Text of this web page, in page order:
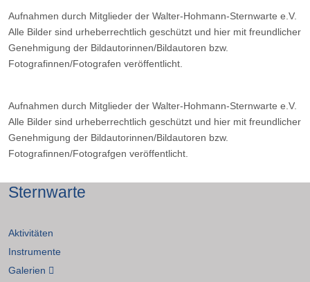
Aufnahmen durch Mitglieder der Walter-Hohmann-Sternwarte e.V.
Alle Bilder sind urheberrechtlich geschützt und hier mit freundlicher
Genehmigung der Bildautorinnen/Bildautoren bzw.
Fotografinnen/Fotografen veröffentlicht.
Aufnahmen durch Mitglieder der Walter-Hohmann-Sternwarte e.V.
Alle Bilder sind urheberrechtlich geschützt und hier mit freundlicher
Genehmigung der Bildautorinnen/Bildautoren bzw.
Fotografinnen/Fotografgen veröffentlicht.
Sternwarte
Aktivitäten
Instrumente
Galerien